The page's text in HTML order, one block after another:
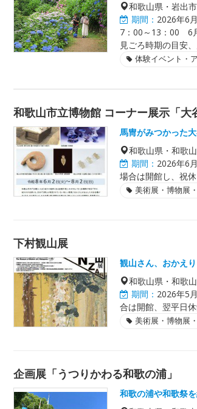
和歌山県・岩出市
期間： 2026年6
7：00～13：00 6
見ごろ時期の目安
体験イベント・
和歌山市立博物館 コーナー展示「大
馬冑がみつかった
和歌山県・和歌
期間： 2026年6
場合は開館し、祝休
美術展・博物展
下村観山展
観山さん、おかえり
和歌山県・和歌
期間： 2026年5
合は開館、翌平日
美術展・博物展
企画展「うつりかわる和歌の浦」
和歌の浦や和歌祭